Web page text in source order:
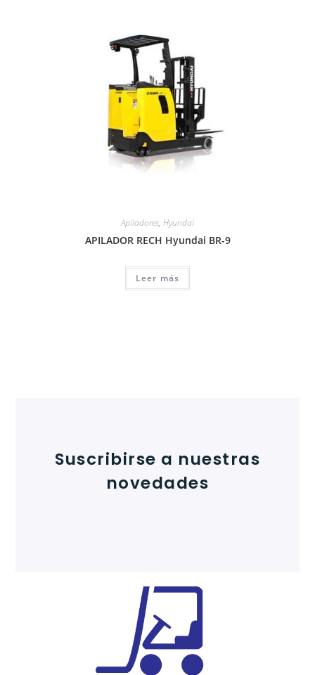
Apiladores, Hyundai
APILADOR RECH Hyundai BR-9
Leer más
Suscribirse a nuestras
novedades